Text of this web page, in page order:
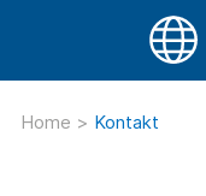
Home > Kontakt